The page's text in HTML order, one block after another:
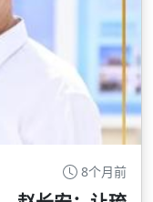
8个月前